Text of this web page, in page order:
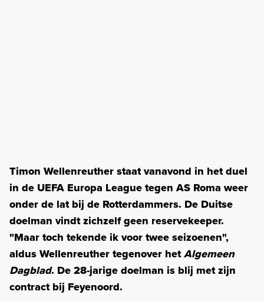
Timon Wellenreuther staat vanavond in het duel
in de UEFA Europa League tegen AS Roma weer
onder de lat bij de Rotterdammers. De Duitse
doelman vindt zichzelf geen reservekeeper.
"Maar toch tekende ik voor twee seizoenen",
aldus Wellenreuther tegenover hetAlgemeen
Dagblad. De 28-jarige doelman is blij met zijn
contract bij Feyenoord.